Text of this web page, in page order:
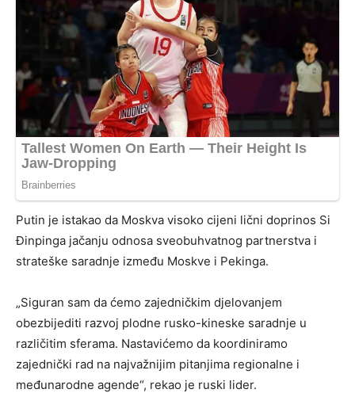
Putin je istakao da Moskva visoko cijeni lični doprinos Si
Đinpinga jačanju odnosa sveobuhvatnog partnerstva i
strateške saradnje između Moskve i Pekinga.
„Siguran sam da ćemo zajedničkim djelovanjem
obezbijediti razvoj plodne rusko-kineske saradnje u
različitim sferama. Nastavićemo da koordiniramo
zajednički rad na najvažnijim pitanjima regionalne i
međunarodne agende“, rekao je ruski lider.